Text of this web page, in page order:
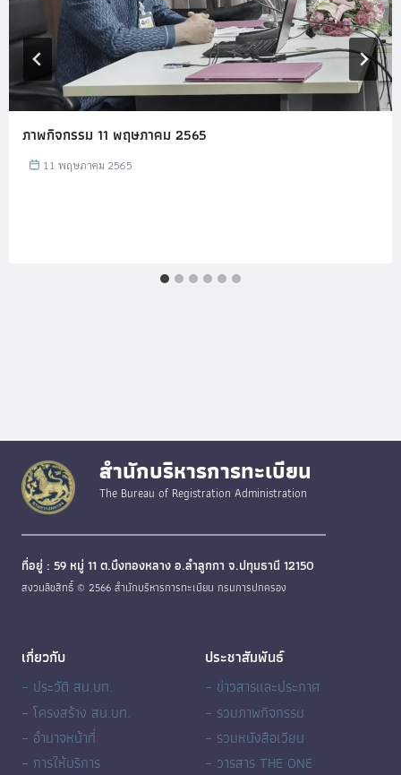
ภาพกิจกรรม 11 พฤษภาคม 2565
11 พฤษภาคม 2565
สำนักบริหารการทะเบียน
The Bureau of Registration Administration
ที่อยู่ : 59 หมู่ 11 ต.บึงทองหลาง อ.ลำลูกกา จ.ปทุมธานี 12150
สงวนลิขสิทธิ์ © 2566 สำนักบริหารการทะเบียน กรมการปกครอง
เกี่ยวกับ
– ประวัติ สน.บท.
– โครงสร้าง สน.บท.
– อำนาจหน้าที่
– การให้บริการ
ประชาสัมพันธ์
– ข่าวสารและประกาศ
– รวมภาพกิจกรรม
– รวมหนังสือเวียน
– วารสาร THE ONE